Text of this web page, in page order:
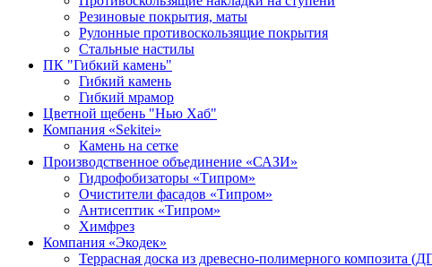
Резиновые покрытия, маты
Рулонные противоскользящие покрытия
Стальные настилы
ПК "Гибкий камень"
Гибкий камень
Гибкий мрамор
Цветной щебень "Нью Хаб"
Компания «Sekitei»
Камень на сетке
Производственное объединение «САЗИ»
Гидрофобизаторы «Типром»
Очистители фасадов «Типром»
Антисептик «Типром»
Химфрез
Компания «Экодек»
Террасная доска из древесно-полимерного композита